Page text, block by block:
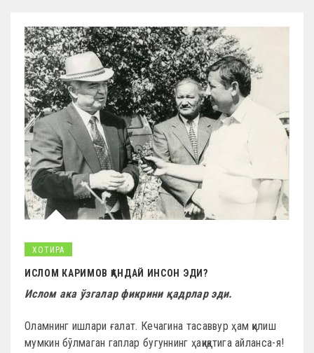
ХОТИРА
ИСЛОМ КАРИМОВ ҚАНДАЙ ИНСОН ЭДИ?
Ислом ака ўзгалар фикрини қадрлар эди.
Оламнинг ишлари ғалат. Кечагина тасаввур ҳам қилиш
мумкин бўлмаган гаплар бугуннинг ҳақиқатига айланса-я!